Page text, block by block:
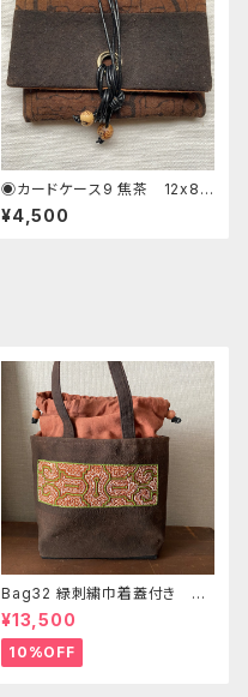
◉カードケース9 焦茶 12x8c
m 革紐の草木染め小物入れ
名刺入れ シピボ族の泥染め
¥4,500
Bag32 緑刺繍巾着蓋付き 持
ち手裏泥染め無地 巾着蓋奄
美大島の車輪梅色 シピボバッ
ク
¥13,500
10%OFF